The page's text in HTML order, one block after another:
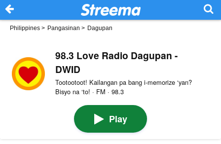
Philippines > Pangasinan > Dagupan
98.3 Love Radio Dagupan -
DWID
Tootootoot! Kailangan pa bang i-memorize ‘yan?
Bisyo na ‘to! · FM · 98.3
Play